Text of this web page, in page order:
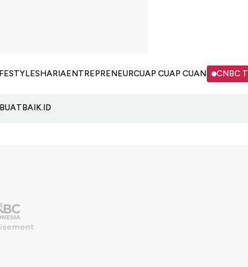
SHARIAENTREPRENEURCUAP CUAP CUAN CNBC